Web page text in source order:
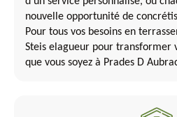
nouvelle opportunité de
Pour tous vos besoins en
Steis elagueur pour transformer
que vous soyez à Prades D